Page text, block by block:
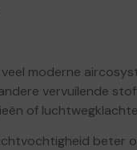
moderne
vervuilende
of
beter